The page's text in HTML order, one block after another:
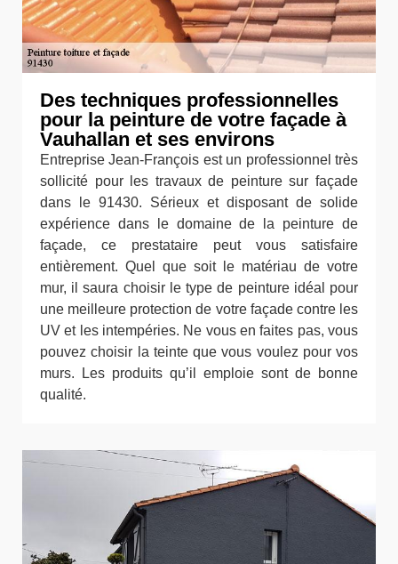
Des techniques professionnelles
pour la peinture de votre façade à
Vauhallan et ses environs
Entreprise Jean-François est un professionnel très
sollicité pour les travaux de peinture sur façade
dans le 91430. Sérieux et disposant de solide
expérience dans le domaine de la peinture de
façade, ce prestataire peut vous satisfaire
entièrement. Quel que soit le matériau de votre
mur, il saura choisir le type de peinture idéal pour
une meilleure protection de votre façade contre les
UV et les intempéries. Ne vous en faites pas, vous
pouvez choisir la teinte que vous voulez pour vos
murs. Les produits qu’il emploie sont de bonne
qualité.